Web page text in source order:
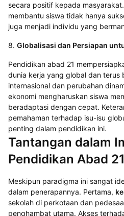
secara positif kepada
membantu siswa tidak hanya
juga menjadi individu yang
8. Globalisasi dan Persiapan
Pendidikan abad 21
dunia kerja yang global dan terus
internasional dan perubahan
ekonomi mengharuskan siswa
beradaptasi dengan cepat.
pemahaman terhadap isu-isu
penting dalam pendidikan ini.
Tantangan dalam
Pendidikan Abad 21
Meskipun paradigma ini sangat
dalam penerapannya. Pertama,
sekolah di perkotaan dan
penghambat utama. Akses